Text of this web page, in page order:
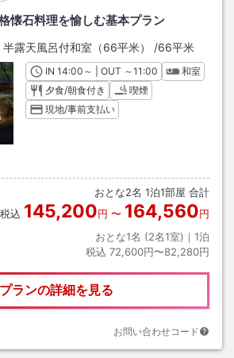
懐石料理を愉しむ基本プラン
半露天風呂付和室（66平米） /66平米
INチェックイン
14:00 ～ | OUT チェックアウト
～11:00
和室
夕食/朝食付き
喫煙
現地/事前支払い
おとな2名 1泊1部屋 合計
税込 145,200円 〜 164,560円
おとな1名 (2名1室)｜ 1泊
税込 72,600円〜82,280円
プランの詳細を見る
お問い合わせコード